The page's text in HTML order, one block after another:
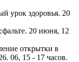
урок здоровья. 20
20 июня, 12
открытки в
06, 15 - 17 часов.